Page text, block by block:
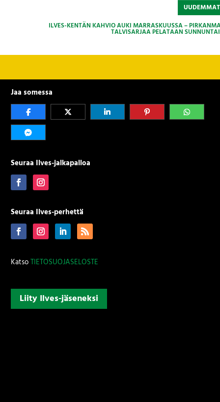
ILVES-KENTÄN KAHVIO AUKI MARRASKUUSSA –
TALVISARJAA PELATAAN
Jaa somessa
Seuraa Ilves-jalkapalloa
Seuraa Ilves-perhettä
KatsoTIETOSUOJASELOSTE
Liity Ilves-jäseneksi